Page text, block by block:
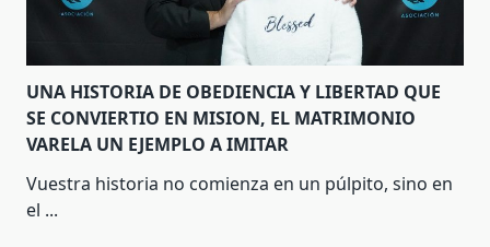
UNA HISTORIA DE OBEDIENCIA Y LIBERTAD QUE
SE CONVIERTIO EN MISION, EL MATRIMONIO
VARELA UN EJEMPLO A IMITAR
Vuestra historia no comienza en un púlpito, sino en
el ...